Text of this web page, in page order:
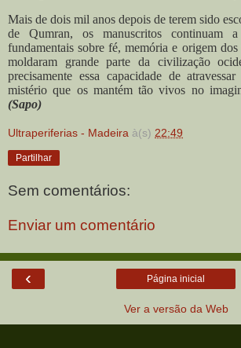
Mais de dois mil anos depois de terem sido
de Qumran, os manuscritos continuam a
fundamentais sobre fé, memória e origem
moldaram grande parte da civilização
precisamente essa capacidade de
mistério que os mantém tão vivos no
(Sapo)
Ultraperiferias - Madeira à(s) 22:49
Partilhar
Sem comentários:
Enviar um comentário
‹ Página inicial
Ver a versão da Web